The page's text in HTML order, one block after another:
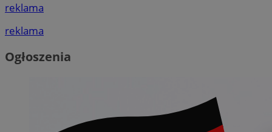
reklama
reklama
Ogłoszenia